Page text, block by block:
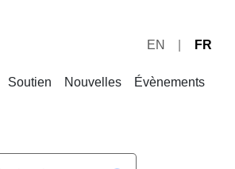
EN FR
Soutien Nouvelles Évènements